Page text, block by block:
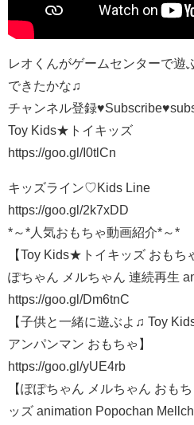
レオくんがゲームセンターで遊
できたかな♫
Toy Kids★トイキッズ
https://goo.gl/I0tlCn
キッズライン♡Kids Line
https://goo.gl/2k7xDD
*～*人気おもちゃ動画紹介*～*
【Toy Kids★トイキッズ おもち
ぽちゃん メルちゃん 連続再生
https://goo.gl/Dm6tnC
【子供と一緒に遊ぶよ♫ Toy
アンパンマン おもちゃ】
https://goo.gl/yUE4rb
【ぽぽちゃん メルちゃん おも
ッズ animation Popochan